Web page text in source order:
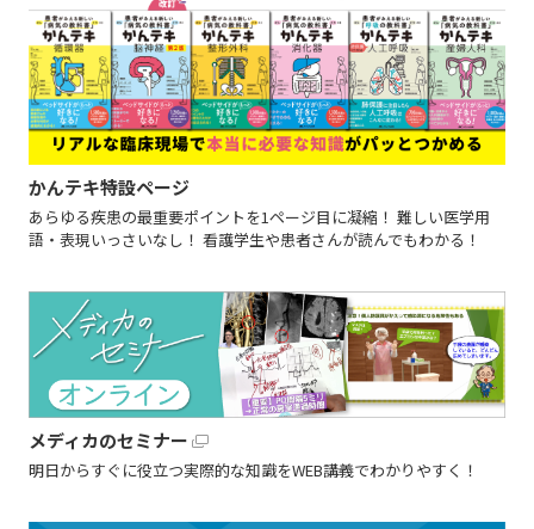
かんテキ特設ページ
あらゆる疾患の最重要ポイントを1ページ目に凝縮！ 難しい医学用
語・表現いっさいなし！ 看護学生や患者さんが読んでもわかる！
メディカのセミナー
明日からすぐに役立つ実際的な知識をWEB講義でわかりやすく！